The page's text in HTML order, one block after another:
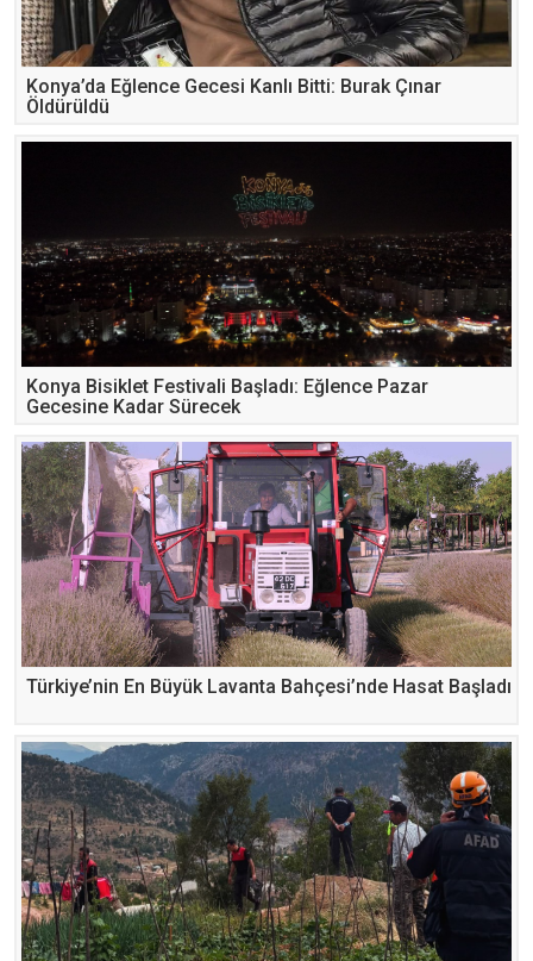
Konya’da Eğlence Gecesi Kanlı Bitti: Burak Çınar
Öldürüldü
Konya Bisiklet Festivali Başladı: Eğlence Pazar
Gecesine Kadar Sürecek
Türkiye’nin En Büyük Lavanta Bahçesi’nde Hasat Başladı